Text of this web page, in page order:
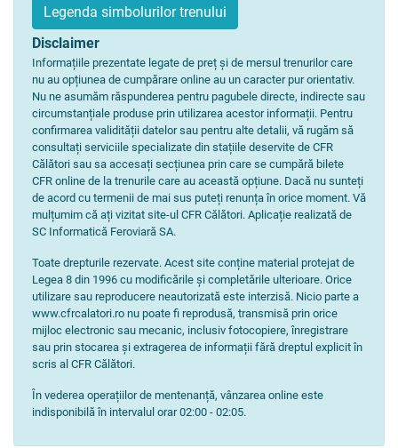
Legenda simbolurilor trenului
Disclaimer
Informațiile prezentate legate de preț și de mersul trenurilor care
nu au opțiunea de cumpărare online au un caracter pur orientativ.
Nu ne asumăm răspunderea pentru pagubele directe, indirecte sau
circumstanțiale produse prin utilizarea acestor informații. Pentru
confirmarea validității datelor sau pentru alte detalii, vă rugăm să
consultați serviciile specializate din stațiile deservite de CFR
Călători sau sa accesați secțiunea prin care se cumpără bilete
CFR online de la trenurile care au această opțiune. Dacă nu sunteți
de acord cu termenii de mai sus puteți renunța în orice moment. Vă
mulțumim că ați vizitat site-ul CFR Călători. Aplicație realizată de
SC Informatică Feroviară SA.
Toate drepturile rezervate. Acest site conține material protejat de
Legea 8 din 1996 cu modificările și completările ulterioare. Orice
utilizare sau reproducere neautorizată este interzisă. Nicio parte a
www.cfrcalatori.ro nu poate fi reprodusă, transmisă prin orice
mijloc electronic sau mecanic, inclusiv fotocopiere, înregistrare
sau prin stocarea și extragerea de informații fără dreptul explicit în
scris al CFR Călători.
În vederea operațiilor de mentenanță, vânzarea online este
indisponibilă în intervalul orar 02:00 - 02:05.